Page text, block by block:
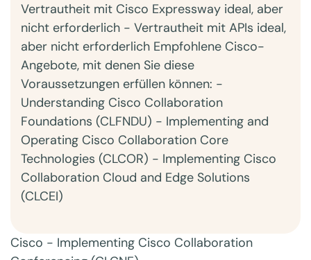
Vertrautheit mit Cisco Expressway ideal, aber
nicht erforderlich - Vertrautheit mit APIs ideal,
aber nicht erforderlich Empfohlene Cisco-
Angebote, mit denen Sie diese
Voraussetzungen erfüllen können: -
Understanding Cisco Collaboration
Foundations (CLFNDU) - Implementing and
Operating Cisco Collaboration Core
Technologies (CLCOR) - Implementing Cisco
Collaboration Cloud and Edge Solutions
(CLCEI)
Cisco - Implementing Cisco Collaboration